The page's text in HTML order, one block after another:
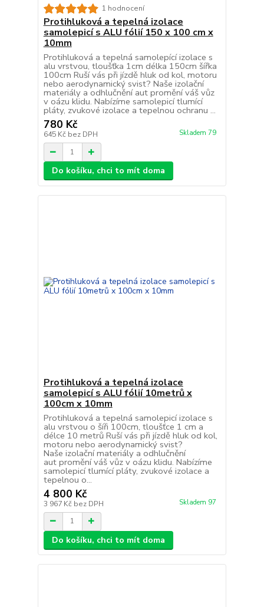
1 hodnocení
Protihluková a tepelná izolace
samolepicí s ALU fólií 150 x 100 cm x
10mm
Protihluková a tepelná samolepící izolace s
alu vrstvou, tloušťka 1cm délka 150cm šířka
100cm Ruší vás při jízdě hluk od kol, motoru
nebo aerodynamický svist? Naše izolační
materiály a odhlučnění aut promění váš vůz
v oázu klidu. Nabízíme samolepicí tlumící
pláty, zvukové izolace a tepelnou ochranu ...
780 Kč
645 Kč bez DPH Skladem 79
Do košíku, chci to mít doma
Protihluková a tepelná izolace
samolepicí s ALU fólií 10metrů x
100cm x 10mm
Protihluková a tepelná samolepicí izolace s
alu vrstvou o šíři 100cm, tloušťce 1 cm a
délce 10 metrů Ruší vás při jízdě hluk od kol,
motoru nebo aerodynamický svist?
Naše izolační materiály a odhlučnění
aut promění váš vůz v oázu klidu. Nabízíme
samolepicí tlumící pláty, zvukové izolace a
tepelnou o...
4 800 Kč
3 967 Kč bez DPH Skladem 97
Do košíku, chci to mít doma